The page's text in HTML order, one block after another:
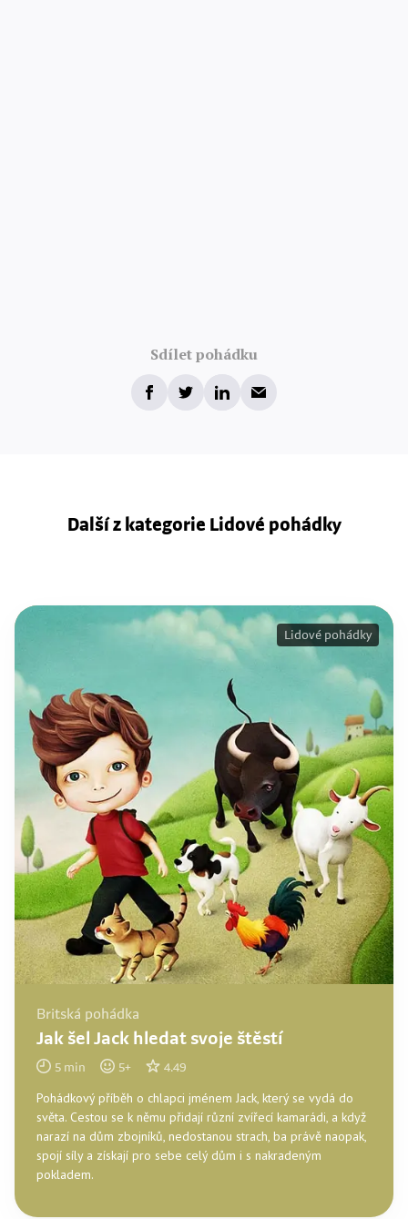
Sdílet pohádku
Další z kategorie Lidové pohádky
Britská pohádka
Jak šel Jack hledat svoje štěstí
5 min 5+ 4.49
Pohádkový příběh o chlapci jménem Jack, který se vydá do
světa. Cestou se k němu přidají různí zvířecí kamarádi, a když
narazí na dům zbojníků, nedostanou strach, ba právě naopak,
spojí síly a získají pro sebe celý dům i s nakradeným
pokladem.
Lidové pohádky